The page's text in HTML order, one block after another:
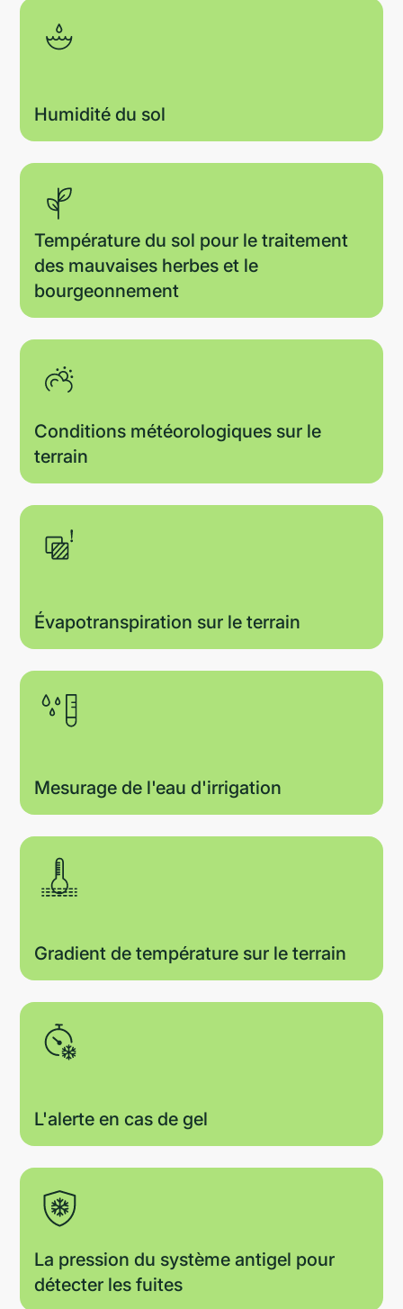
Humidité du sol
Température du sol pour le traitement
des mauvaises herbes et le
bourgeonnement
Conditions météorologiques sur le
terrain
Évapotranspiration sur le terrain
Mesurage de l'eau d'irrigation
Gradient de température sur le terrain
L'alerte en cas de gel
La pression du système antigel pour
détecter les fuites